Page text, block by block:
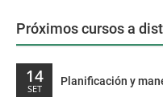
Próximos cursos a
14
SET
Planificación y